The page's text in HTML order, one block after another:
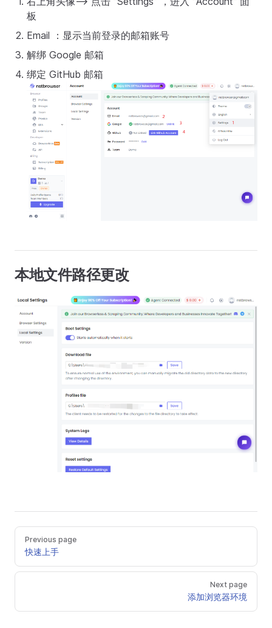
板
Email ：显示当前登录的邮箱账号
解绑 Google 邮箱
绑定 GitHub 邮箱
本地文件路径更改
Previous page
快速上手
Next page
添加浏览器环境